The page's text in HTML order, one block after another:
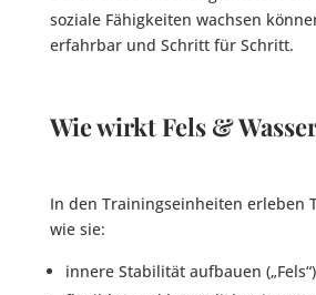
soziale Fähigkeiten wachsen
erfahrbar und Schritt für Schritt.
Wie wirkt Fels &
In den Trainingseinheiten erleben
wie sie:
innere Stabilität aufbauen („Fels“)